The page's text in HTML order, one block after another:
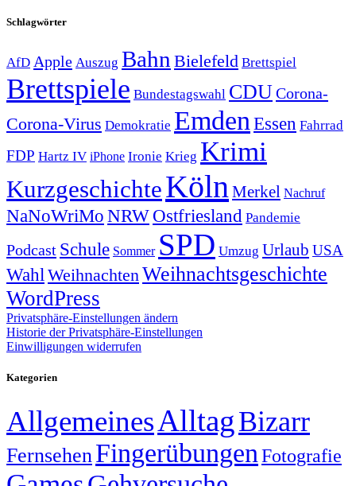
Schlagwörter
AfD Apple Auszug Bahn Bielefeld Brettspiel
Brettspiele Bundestagswahl CDUCorona-
Corona-Virus Demokratie Emden Essen Fahrrad
FDP Hartz IV iPhone Ironie Krieg Krimi
KurzgeschichteKölnMerkel Nachruf
NaNoWriMo NRWOstfriesland Pandemie
Podcast Schule Sommer SPD Umzug Urlaub USA
WahlWeihnachtenWeihnachtsgeschichte
WordPress
Privatsphäre-Einstellungen ändern
Historie der Privatsphäre-Einstellungen
Einwilligungen widerrufen
Kategorien
AllgemeinesAlltagBizarr
Fernsehen Fingerübungen Fotografie